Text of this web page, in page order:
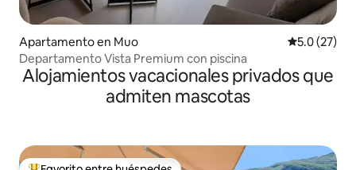
Apartamento en Muo Calificación
5.0 (27)
Departamento Vista Premium con piscina
Alojamientos vacacionales privados que
admiten mascotas